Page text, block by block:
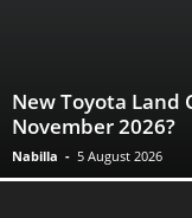
New Toyota Land
November 2026?
Nabilla - 5 August 2026